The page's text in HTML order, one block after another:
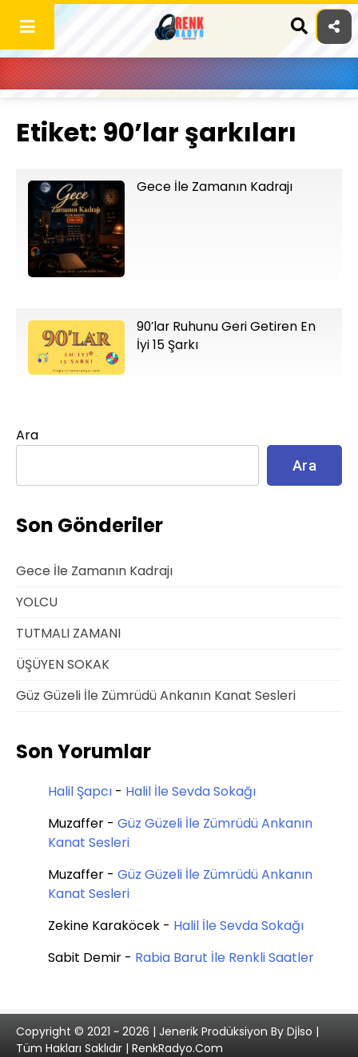
content
Etiket: 90’lar şarkıları
Gece İle Zamanın Kadrajı
90’lar Ruhunu Geri Getiren En
İyi 15 Şarkı
Ara
Ara
Son Gönderiler
Gece İle Zamanın Kadrajı
YOLCU
TUTMALI ZAMANI
ÜŞÜYEN SOKAK
Güz Güzeli İle Zümrüdü Ankanın Kanat Sesleri
Son Yorumlar
Halil Şapcı - Halil İle Sevda Sokağı
Muzaffer - Güz Güzeli İle Zümrüdü Ankanın
Kanat Sesleri
Muzaffer - Güz Güzeli İle Zümrüdü Ankanın
Kanat Sesleri
Zekine Karaköcek - Halil İle Sevda Sokağı
Sabit Demir - Rabia Barut İle Renkli Saatler
Copyright © 2021 ~ 2026 | Jenerik Prodüksiyon By Djİso |
Tüm Hakları Saklıdır | RenkRadyo.Com